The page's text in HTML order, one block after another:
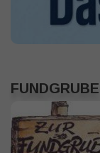
FUNDGRUBE